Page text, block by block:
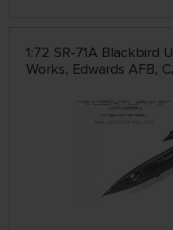
1:72 SR-71A Blackbird
Works, Edwards AFB,